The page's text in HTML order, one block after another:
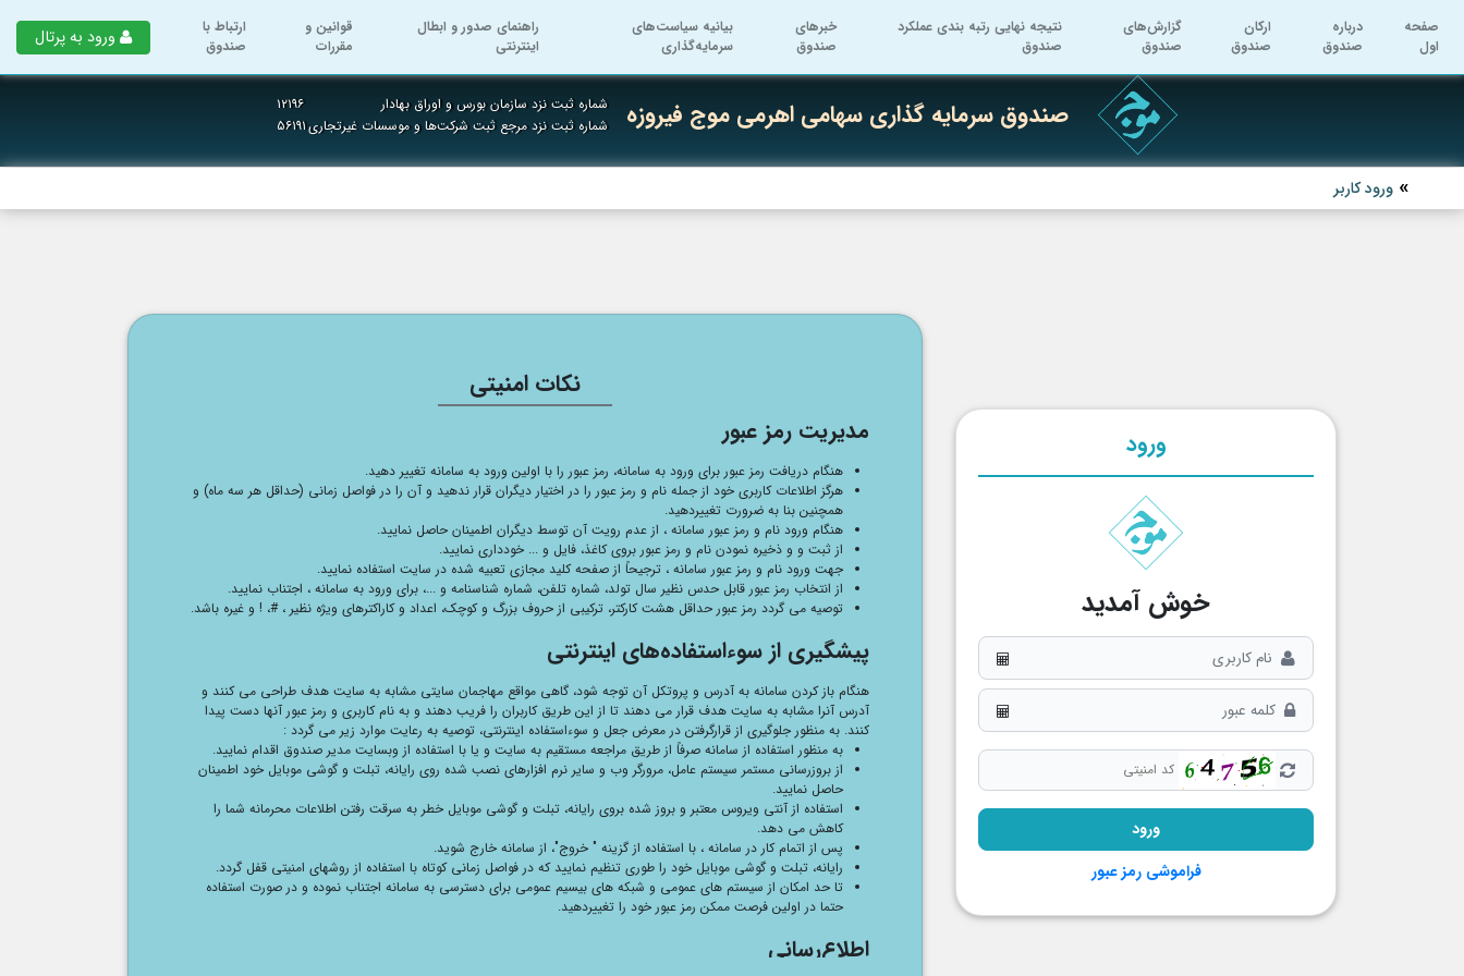
صفحه
اول
درباره
صندوق
ارکان
صندوق
گزارش‌های
صندوق
نتیجه نهایی رتبه بندی عملکرد
صندوق
خبرهای
صندوق
بیانیه سیاست‌های
سرمایه‌گذاری
راهنمای صدور و ابطال
اینترنتی
قوانین و
مقررات
ارتباط با
صندوق
ورود به پرتال
صندوق سرمایه گذاری سهامی اهرمی موج فیروزه شماره ثبت نزد سازمان بورس و اوراق بهادار
۱۲۱۹۶
شماره ثبت نزد مرجع ثبت شرکت‌ها و موسسات غیرتجاری۵۶۱۹۱
ورود کاربر
ورود
خوش آمدید
فراموشی رمز عبور
نکات امنیتی
مدیریت رمز عبور
هنگام دریافت رمز عبور برای ورود به سامانه، رمز عبور را با اولین ورود به سامانه تغییر دهید.
هرگز اطلاعات کاربری خود از جمله نام و رمز عبور را در اختیار دیگران قرار ندهید و آن را در فواصل زمانی (حداقل هر سه ماه) و
همچنین بنا به ضرورت تغییردهید.
هنگام ورود نام و رمز عبور سامانه ، از عدم رویت آن توسط دیگران اطمینان حاصل نمایید.
از ثبت و و ذخیره نمودن نام و رمز عبور بروی کاغذ، فایل و ... خودداری نمایید.
جهت ورود نام و رمز عبور سامانه ، ترجیحاً از صفحه کلید مجازی تعبیه شده در سایت استفاده نمایید.
از انتخاب رمز عبور قابل حدس نظیر سال تولد، شماره تلفن، شماره شناسنامه و ...، برای ورود به سامانه ، اجتناب نمایید.
توصیه می گردد رمز عبور حداقل هشت کارکتر، ترکیبی از حروف بزرگ و کوچک، اعداد و کاراکترهای ویژه نظیر ، #، ! و غیره باشد.
پیشگیری از سوء‌استفاده‌های اینترنتی
هنگام باز کردن سامانه به آدرس و پروتکل آن توجه شود، گاهی مواقع مهاجمان سایتی مشابه به سایت هدف طراحی می کنند و
آدرس آنرا مشابه به سایت هدف قرار می دهند تا از این طریق کاربران را فریب دهند و به نام کاربری و رمز عبور آنها دست پیدا
کنند. به منظور جلوگیری از قرارگرفتن در معرض جعل و سوءاستفاده اینترنتی، توصیه به رعایت موارد زیر می گردد :
به منظور استفاده از سامانه صرفاً از طریق مراجعه مستقیم به سایت و یا با استفاده از وبسایت مدیر صندوق اقدام نمایید.
از بروزرسانی مستمر سیستم عامل، مرورگر وب و سایر نرم افزارهای نصب شده روی رایانه، تبلت و گوشی موبایل خود اطمینان
حاصل نمایید.
استفاده از آنتی ویروس معتبر و بروز شده بروی رایانه، تبلت و گوشی موبایل خطر به سرقت رفتن اطلاعات محرمانه شما را
کاهش می دهد.
پس از اتمام کار در سامانه ، با استفاده از گزینه " خروج"، از سامانه خارج شوید.
رایانه، تبلت و گوشی موبایل خود را طوری تنظیم نمایید که در فواصل زمانی کوتاه با استفاده از روشهای امنیتی قفل گردد.
تا حد امکان از سیستم های عمومی و شبکه های بیسیم عمومی برای دسترسی به سامانه اجتناب نموده و در صورت استفاده
حتما در اولین فرصت ممکن رمز عبور خود را تغییردهید.
اطلاع‌رسانی